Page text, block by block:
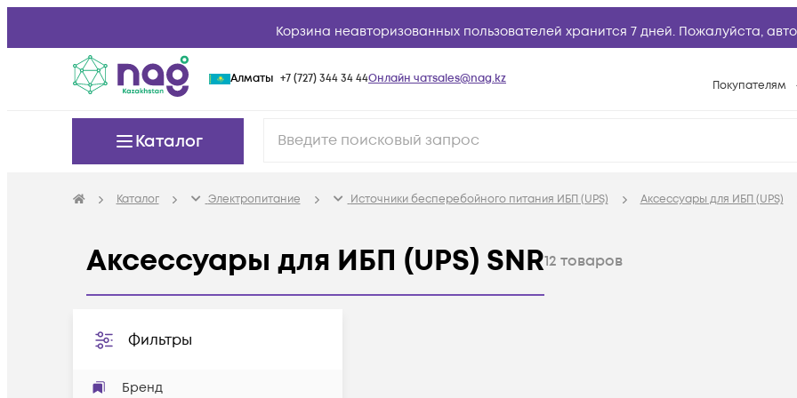
Корзина неавторизованных пользователей хранится 7 дней. Пожалуйста,
Алматы +7 (727) 344 34 44Онлайн чатsales@nag.kz Покупателям
Возврат
Каталог
Каталог Электропитание Источники бесперебойного питания ИБП (UPS) Аксессуары для ИБП (UPS)
Аксессуары для ИБП (UPS) SNR12 товаров
Фильтры
Бренд